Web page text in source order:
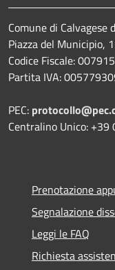
Comune di Calvagese
Piazza del Municipio,
Codice Fiscale:
Partita IVA:
PEC:
Centralino Unico:
Prenotazione
Segnalazione
Leggi le FAQ
Richiesta